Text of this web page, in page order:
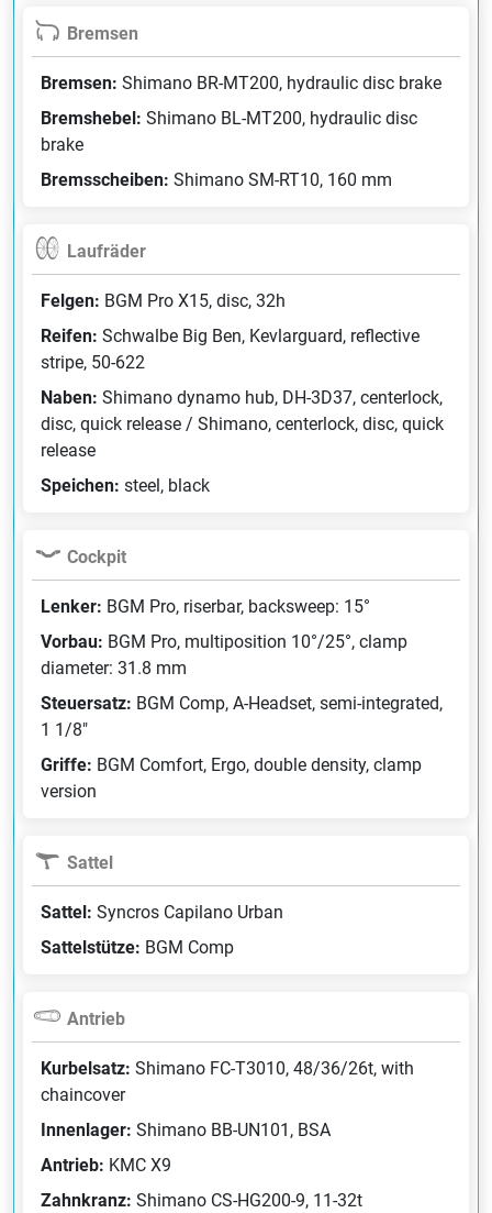
Bremsen
Bremsen: Shimano BR-MT200, hydraulic disc brake
Bremshebel: Shimano BL-MT200, hydraulic disc
brake
Bremsscheiben: Shimano SM-RT10, 160 mm
Laufräder
Felgen: BGM Pro X15, disc, 32h
Reifen: Schwalbe Big Ben, Kevlarguard, reflective
stripe, 50-622
Naben: Shimano dynamo hub, DH-3D37, centerlock,
disc, quick release / Shimano, centerlock, disc, quick
release
Speichen: steel, black
Cockpit
Lenker: BGM Pro, riserbar, backsweep: 15°
Vorbau: BGM Pro, multiposition 10°/25°, clamp
diameter: 31.8 mm
Steuersatz: BGM Comp, A-Headset, semi-integrated,
1 1/8"
Griffe: BGM Comfort, Ergo, double density, clamp
version
Sattel
Sattel: Syncros Capilano Urban
Sattelstütze: BGM Comp
Antrieb
Kurbelsatz: Shimano FC-T3010, 48/36/26t, with
chaincover
Innenlager: Shimano BB-UN101, BSA
Antrieb: KMC X9
Zahnkranz: Shimano CS-HG200-9, 11-32t